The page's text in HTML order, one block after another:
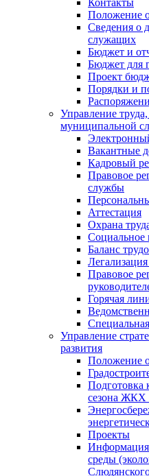
Контакты
Положение
Сведения о
служащих
Бюджет и
Бюджет для
Проект
Порядки и
Управление
муниципальной
Вакантные
Кадровый
Правовое
службы
Аттестация
Охрана
Социальное
Баланс
Правовое
Горячая
Управление
развития
Положение
Подготовка
сезона ЖКХ
Проекты
среды